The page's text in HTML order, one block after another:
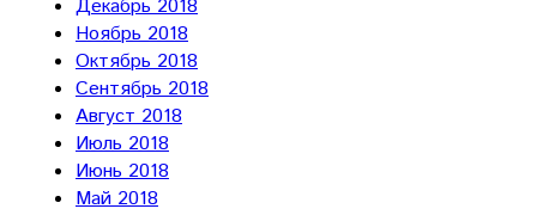
Декабрь 2018
Ноябрь 2018
Октябрь 2018
Сентябрь 2018
Август 2018
Июль 2018
Июнь 2018
Май 2018